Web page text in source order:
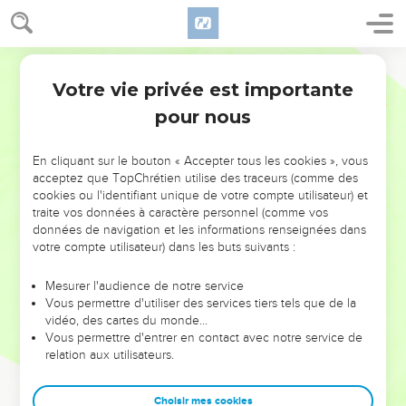
NE MANQUEZ PAS L’ÉVÉNEMENT
DE L’ANNÉE !
ET SI LEURS ERREURS POUVAIENT VOUS ÉVITER LES
VOTRES ?
leur foi ou leur vision. Mais on voit moins les doutes, les erreurs
et les saisons difficiles qu'ils ont traversés, alors même que ce
sont elles qui les ont façonnés.
Dans cette conférence, leaders, entrepreneurs, et responsables
clés pour avancer avec plus de sagesse afin que leurs erreurs
Votre vie privée est importante
pour nous
En cliquant sur le bouton « Accepter tous les cookies », vous
acceptez que TopChrétien utilise des traceurs (comme des
cookies ou l'identifiant unique de votre compte utilisateur) et
traite vos données à caractère personnel (comme vos
données de navigation et les informations renseignées dans
votre compte utilisateur) dans les buts suivants :
Mesurer l'audience de notre service
Vous permettre d'utiliser des services tiers tels que de la
vidéo, des cartes du monde…
Vous permettre d'entrer en contact avec notre service de
relation aux utilisateurs.
Choisir mes cookies